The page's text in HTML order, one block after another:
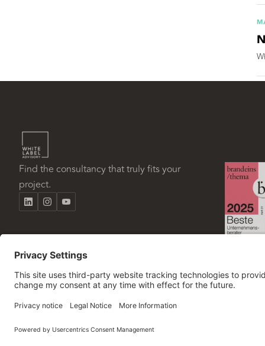
Find the consultancy that truly fits your
project.
© 2026 White Label Advisory. Alle Rechte vorbehalten.